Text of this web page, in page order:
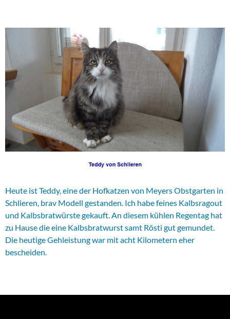
Heute ist Teddy, eine der Hofkatzen von Meyers Obstgarten in
Schlieren, brav Modell gestanden. Ich habe feines Kalbsragout
und Kalbsbratwürste gekauft. An diesem kühlen Regentag hat
zu Hause die eine Kalbsbratwurst samt Rösti gut gemundet.
Die heutige Gehleistung war mit acht Kilometern eher
bescheiden.